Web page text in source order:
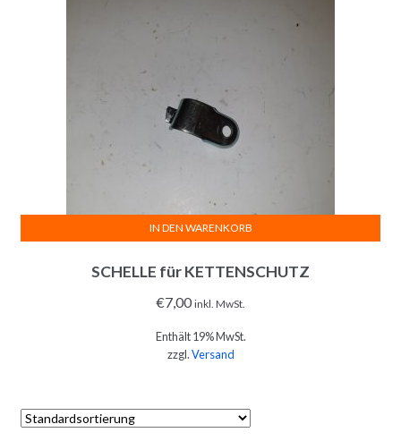
SCHELLE für KETTENSCHUTZ
€7,00 inkl. MwSt.
Enthält 19% MwSt.
zzgl.Versand
IN DEN WARENKORB